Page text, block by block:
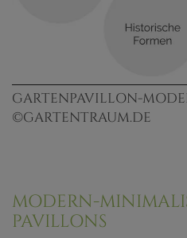
GARTENPAVILLON-
©GARTENTRAUM.DE
MODERN-
PAVILLONS